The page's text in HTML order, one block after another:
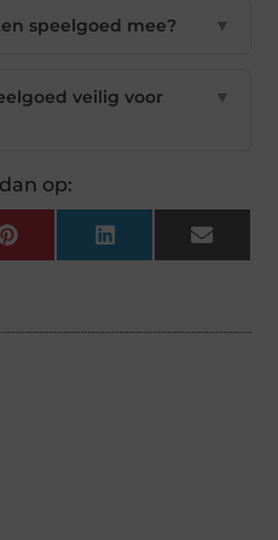
speelgoed mee? ▼
veilig voor
▼
op:
Pinterest LinkedIn Email